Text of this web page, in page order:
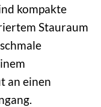
kompakte
Stauraum
an einen